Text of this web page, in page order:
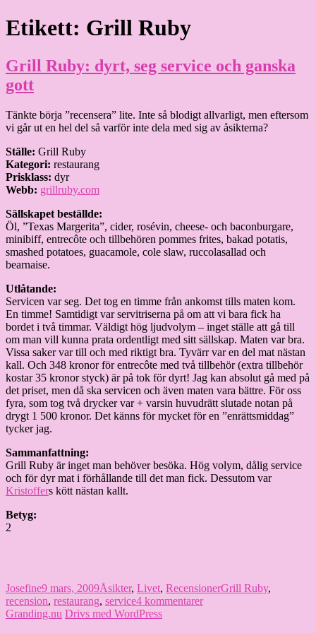
Hoppa
till
Granding.nu
Etikett: Grill Ruby
Grill Ruby: dyrt, seg service och ganska
gott
Tänkte börja ”recensera” lite. Inte så blodigt allvarligt, men eftersom
vi går ut en hel del så varför inte dela med sig av åsikterna?
Ställe: Grill Ruby
Kategori: restaurang
Prisklass: dyr
Webb: grillruby.com
Sällskapet beställde:
Öl, ”Texas Margerita”, cider, rosévin, cheese- och baconburgare,
minibiff, entrecôte och tillbehören pommes frites, bakad potatis,
smashed potatoes, guacamole, cole slaw, ruccolasallad och
bearnaise.
Utlåtande:
Servicen var seg. Det tog en timme från ankomst tills maten kom.
En timme! Samtidigt var servitriserna på om att vi bara fick ha
bordet i två timmar. Väldigt hög ljudvolym – inget ställe att gå till
om man vill kunna prata ordentligt med sitt sällskap. Maten var bra.
Vissa saker var till och med riktigt bra. Tyvärr var en del mat nästan
kall. Och 348 kronor för entrecôte med två tillbehör (extra tillbehör
kostar 35 kronor styck) är på tok för dyrt! Jag kan absolut gå med på
det priset, men då ska servicen och även maten vara bättre. För oss
fyra, som tog två drycker var + varsin huvudrätt slutade notan på
drygt 1 500 kronor. Det känns för mycket för en ”enrättsmiddag”
tycker jag.
Sammanfattning:
Grill Ruby är inget man behöver besöka. Hög volym, dålig service
och för dyr mat i förhållande till det man fick. Dessutom var
Kristoffers kött nästan kallt.
Betyg:
2
Författare
JosefinePublicerat
den
9 mars, 2009Kategorier
Åsikter, Livet, RecensionerEtiketter
Grill Ruby,
recension, restaurang, service4 kommentarertill
Granding.nu Drivs med WordPress